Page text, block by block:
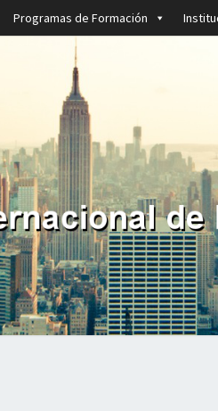
Programas de Formación